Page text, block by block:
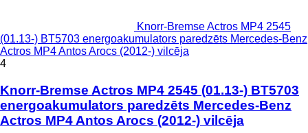
Knorr-Bremse Actros MP4 2545
(01.13-) BT5703 energoakumulators paredzēts Mercedes-Benz
Actros MP4 Antos Arocs (2012-) vilcēja
4
Knorr-Bremse Actros MP4 2545 (01.13-) BT5703
energoakumulators paredzēts Mercedes-Benz
Actros MP4 Antos Arocs (2012-) vilcēja